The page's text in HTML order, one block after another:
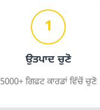
1
ਉਤਪਾਦ ਚੁਣੋ
5000+ ਗਿਫਟ ਕਾਰਡਾਂ ਵਿੱਚੋਂ ਚੁਣੋ